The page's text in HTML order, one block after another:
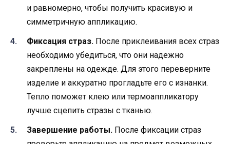
и равномерно, чтобы получить красивую и
симметричную аппликацию.
Фиксация страз. После приклеивания всех страз
необходимо убедиться, что они надежно
закреплены на одежде. Для этого переверните
изделие и аккуратно прогладьте его с изнанки.
Тепло поможет клею или термоаппликатору
лучше сцепить стразы с тканью.
Завершение работы. После фиксации страз